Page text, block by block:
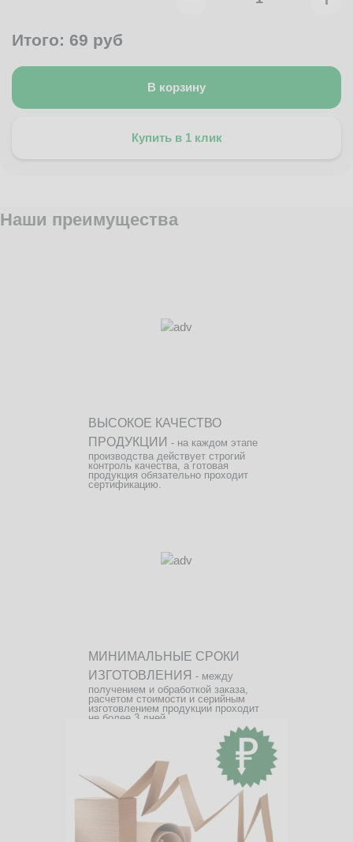
Итого: 69 руб
В корзину
Купить в 1 клик
Наши преимущества
ВЫСОКОЕ КАЧЕСТВО
ПРОДУКЦИИ - на каждом этапе
производства действует строгий
контроль качества, а готовая
продукция обязательно проходит
сертификацию.
МИНИМАЛЬНЫЕ СРОКИ
ИЗГОТОВЛЕНИЯ - между
получением и обработкой заказа,
расчетом стоимости и серийным
изготовлением продукции проходит
не более 3 дней.